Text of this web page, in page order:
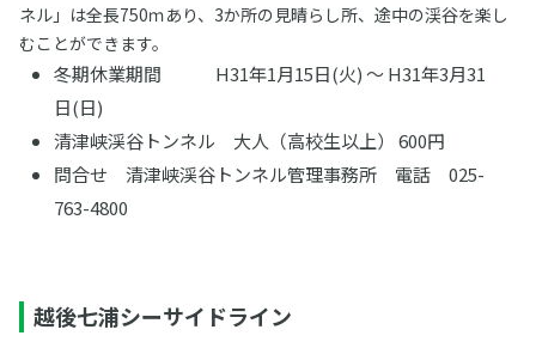
ネル」は全長750ｍあり、3か所の見晴らし所、途中の渓谷を楽し
むことができます。
冬期休業期間 H31年1月15日(火) ～ H31年3月31
日(日)
清津峡渓谷トンネル 大人（高校生以上） 600円
問合せ 清津峡渓谷トンネル管理事務所 電話 025-
763-4800
越後七浦シーサイドライン